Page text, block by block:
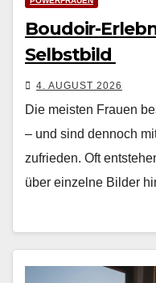
Boudoir-
Selbstbild
4. AUGUST 2026
Die meis­ten Frauen
– und sind den­noch
zufrieden. Oft
über einzelne Bilder